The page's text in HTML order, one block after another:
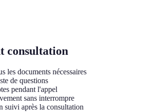
consultation
les documents nécessaires
de questions
pendant l'appel
sans interrompre
suivi après la consultation